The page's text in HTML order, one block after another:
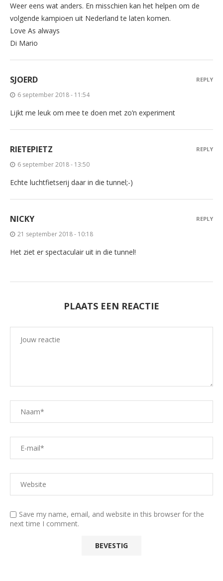
Weer eens wat anders. En misschien kan het helpen om de
volgende kampioen uit Nederland te laten komen.
Love As always
Di Mario
SJOERD
6 september 2018 - 11:54
Lijkt me leuk om mee te doen met zo’n experiment
REPLY
RIETEPIETZ
6 september 2018 - 13:50
Echte luchtfietserij daar in die tunnel;-)
REPLY
NICKY
21 september 2018 - 10:18
Het ziet er spectaculair uit in die tunnel!
REPLY
PLAATS EEN REACTIE
Save my name, email, and website in this browser for the
next time I comment.